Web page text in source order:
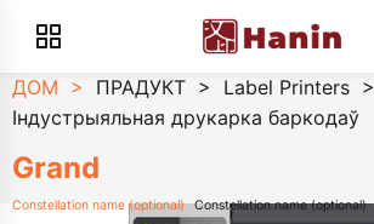
ДОМ > ПРАДУКТ > Label Printers >
Індустрыяльная друкарка баркодаў
Grand
Constellation name (optional) Constellation name (optional)